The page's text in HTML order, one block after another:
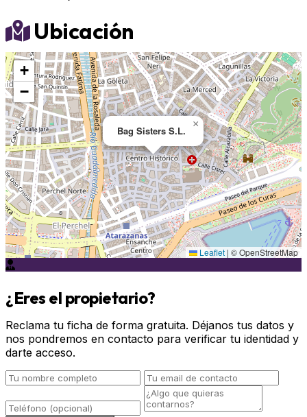
Ubicación
Bag Sisters S.L.
×
+
−
Leaflet | © OpenStreetMap
¿Eres el propietario?
Reclama tu ficha de forma gratuita. Déjanos tus datos y
nos pondremos en contacto para verificar tu identidad y
darte acceso.